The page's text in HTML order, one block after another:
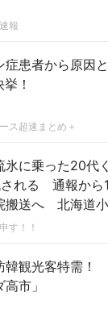
報
症患者から原因
！
ス超速まとめ＋
氷に乗った20代
れる 通報から
搬送へ 北海道
す！！
韓観光客特需！
市」